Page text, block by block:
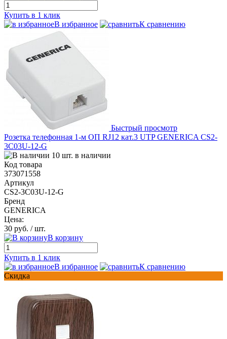
Купить в 1 клик
В избранное
К сравнению
Быстрый просмотр
Розетка телефонная 1-м ОП RJ12 кат.3 UTP GENERICA CS2-
3C03U-12-G
10 шт. в наличии
Код товара
373071558
Артикул
CS2-3C03U-12-G
Бренд
GENERICA
Цена:
30 руб. / шт.
В корзину
Купить в 1 клик
В избранное
К сравнению
Скидка